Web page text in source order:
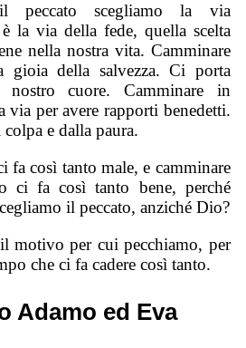
peccato scegliamo la via
la via della fede, quella scelta
nella nostra vita. Camminare
gioia della salvezza. Ci porta
nostro cuore. Camminare in
via per avere rapporti benedetti.
e dalla paura.
fa così tanto male, e camminare
ci fa così tanto bene, perché
il peccato, anziché Dio?
motivo per cui pecchiamo, per
che ci fa cadere così tanto.
Adamo ed Eva